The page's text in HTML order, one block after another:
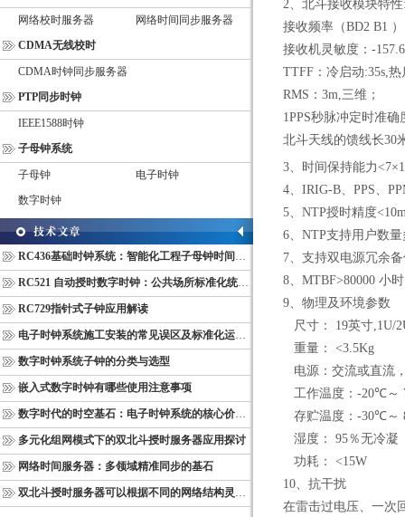
网络校时服务器
网络时间同步服务器
CDMA无线校时
CDMA时钟同步服务器
PTP同步时钟
IEEE1588时钟
子母钟系统
子母钟
电子时钟
数字时钟
RC436基础时钟系统：智能化工程子母钟时间同步配套设备
RC521 自动授时数字时钟：公共场所标准化统一计时终端
RC729指针式子钟应用解读
电子时钟系统施工安装的常见误区及标准化运维管理规范
数字时钟系统子钟的分类与选型
嵌入式数字时钟有哪些使用注意事项
数字时代的时空基石：电子时钟系统的核心价值与多维意义
多元化组网模式下的双北斗授时服务器应用探讨
网络时间服务器：多领域精准同步的基石
双北斗授时服务器可以根据不同的网络结构灵活部署
2、北斗接收模块特性
接收频率（BD2 B1
接收机灵敏度： -
TTFF ：冷启动:35s,热
RMS ： 3m,三维；
1PPS秒脉冲定时准确
北斗天线的馈线长30
3 、时间保持能力<7×
4
IRIG-B PPS
5
NTP授时精度
6
NTP支持用户数
7 、支持双电源冗余
8
MTBF>80000 小时
9 、物理及环境参数
尺寸：
19英寸 ,1U/
重量：
<3.5Kg
电源：交流或直流
工作温度： -20℃～
存贮温度： -30℃～
湿度：
95％无冷凝
功耗：
<15W
10 、抗干扰
在雷击过电压、一次